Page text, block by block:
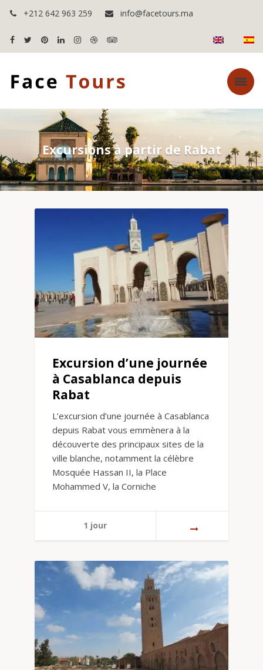
+212 642 963 259 info@facetours.ma
Excursions à partir de Rabat
Excursion d’une journée
à Casablanca depuis
Rabat
L’excursion d’une journée à Casablanca
depuis Rabat vous emmènera à la
découverte des principaux sites de la
ville blanche, notamment la célèbre
Mosquée Hassan II, la Place
Mohammed V, la Corniche
1 jour